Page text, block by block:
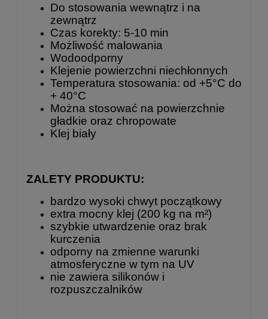
Do stosowania wewnątrz i na
zewnątrz
Czas korekty: 5-10 min
Możliwość malowania
Wodoodporny
Klejenie powierzchni niechłonnych
Temperatura stosowania: od +5°C do
+ 40°C
Można stosować na powierzchnie
gładkie oraz chropowate
Klej biały
ZALETY PRODUKTU:
bardzo wysoki chwyt początkowy
extra mocny klej (200 kg na m²)
szybkie utwardzenie oraz brak
kurczenia
odporny na zmienne warunki
atmosferyczne w tym na UV
nie zawiera silikonów i
rozpuszczalników